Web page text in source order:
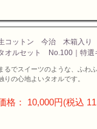
コットン 今治 木箱入り
オルセット No.100｜特選
るでスイーツのような、ふわ
りの心地よいタオルです。
格： 10,000円(税込